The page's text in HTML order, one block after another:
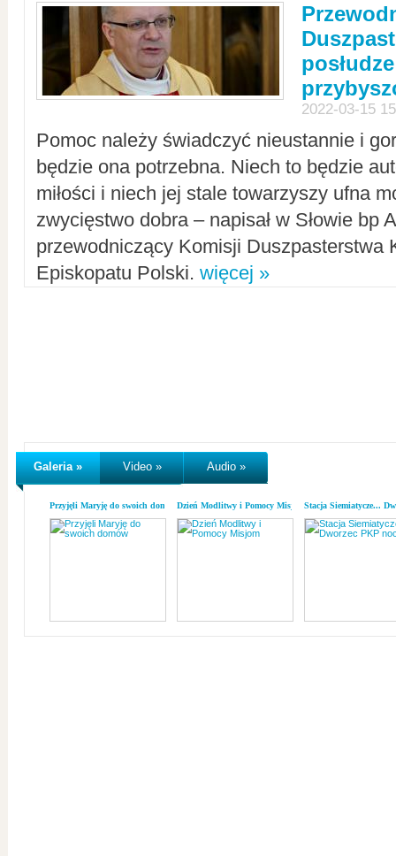
2022-03-15
Pomoc należy świadczyć nieustannie i
będzie ona potrzebna. Niech to będzie
miłości i niech jej stale towarzyszy ufna
zwycięstwo dobra – napisał w Słowie bp
przewodniczący Komisji Duszpasterstwa
Episkopatu Polski. więcej »
Galeria » Video » Audio »
Przyjęli Maryję do swoich domówDzień Modlitwy i Pomocy MisjomStacja Siemiatycze...